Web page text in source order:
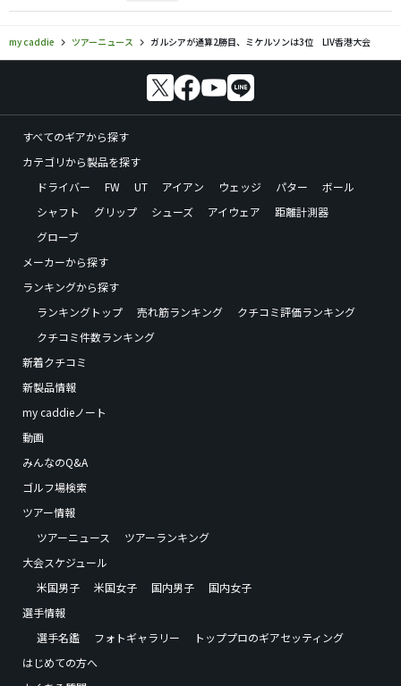
my caddie ツアーニュース ガルシアが通算2勝目、ミケルソンは3位 LIV香港大会
すべてのギアから探す
カテゴリから製品を探す
ドライバー
FW UT アイアン ウェッジ パター
ボール
シャフト
グリップ シューズ アイウェア
距離計測器
グローブ
メーカーから探す
ランキングから探す
ランキングトップ
売れ筋ランキング
クチコミ評価ランキング
クチコミ件数ランキング
新着クチコミ
新製品情報
my caddieノート
動画
みんなのQ&A
ゴルフ場検索
ツアー情報
ツアーニュース
ツアーランキング
大会スケジュール
米国男子
米国女子 国内男子
国内女子
選手情報
選手名鑑
フォトギャラリー
トッププロのギアセッティング
はじめての方へ